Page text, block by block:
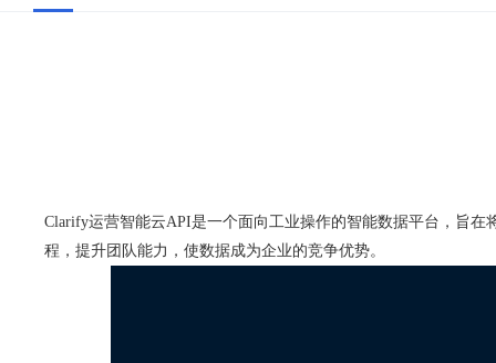
Clarify运营智能云API是一个面向工业操作的智能数据平台，旨
程，提升团队能力，使数据成为企业的竞争优势。